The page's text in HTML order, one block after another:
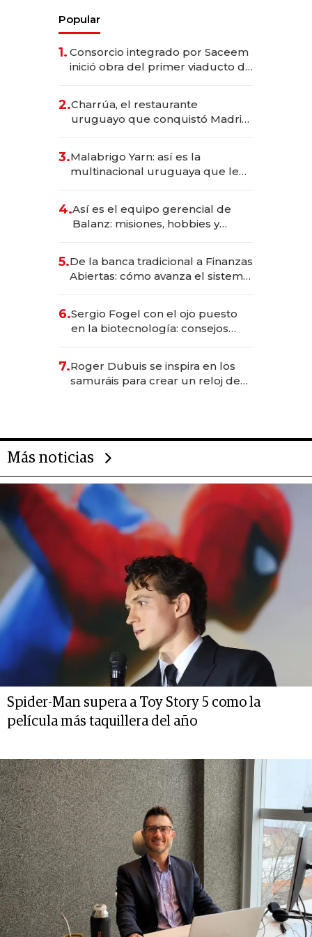
Popular
1. Consorcio integrado por Saceem
inició obra del primer viaducto de
millones
2.Charrúa, el restaurante
uruguayo que conquistó Madrid:
anticipación y prepara apertura
3.Malabrigo Yarn: así es la
multinacional uruguaya que le
4.Así es el equipo gerencial de
Balanz: misiones, hobbies y
5.De la banca tradicional a Finanzas
Abiertas: cómo avanza el sistema
6.Sergio Fogel con el ojo puesto
en la biotecnología: consejos
rol de la IA
7.Roger Dubuis se inspira en los
samuráis para crear un reloj de
Más noticias
Spider-Man supera a Toy Story 5 como la
película más taquillera del año